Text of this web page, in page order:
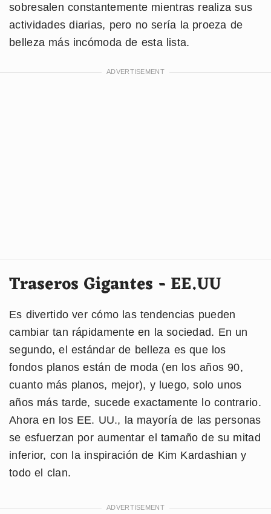
sobresalen constantemente mientras realiza sus
actividades diarias, pero no sería la proeza de
belleza más incómoda de esta lista.
Traseros Gigantes - EE.UU
Es divertido ver cómo las tendencias pueden
cambiar tan rápidamente en la sociedad. En un
segundo, el estándar de belleza es que los
fondos planos están de moda (en los años 90,
cuanto más planos, mejor), y luego, solo unos
años más tarde, sucede exactamente lo contrario.
Ahora en los EE. UU., la mayoría de las personas
se esfuerzan por aumentar el tamaño de su mitad
inferior, con la inspiración de Kim Kardashian y
todo el clan.